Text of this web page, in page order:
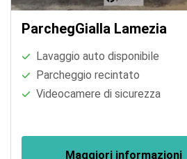
ParchegGialla Lamezia
Lavaggio auto disponibile
Parcheggio recintato
Videocamere di sicurezza
Maggiori informazioni